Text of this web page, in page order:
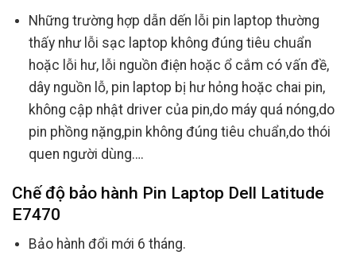
Những trường hợp dẫn dến lỗi pin laptop thường
thấy như lỗi sạc laptop không đúng tiêu chuẩn
hoặc lỗi hư, lỗi nguồn điện hoặc ổ cắm có vấn đề,
dây nguồn lỗ, pin laptop bị hư hỏng hoặc chai pin,
không cập nhật driver của pin,do máy quá nóng,do
pin phồng nặng,pin không đúng tiêu chuẩn,do thói
quen người dùng….
Chế độ bảo hành Pin Laptop Dell Latitude
E7470
Bảo hành đổi mới 6 tháng.